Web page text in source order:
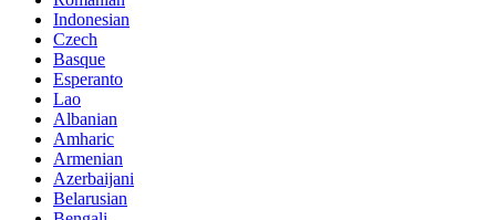
Indonesian
Czech
Basque
Esperanto
Lao
Albanian
Amharic
Armenian
Azerbaijani
Belarusian